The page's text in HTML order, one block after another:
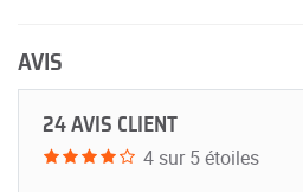
AVIS
24 AVIS CLIENT
4 sur 5 étoiles